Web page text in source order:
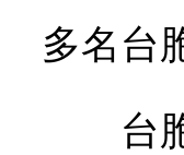
多名台
台